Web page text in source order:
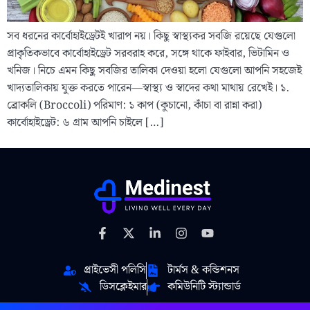
সব ধরনের কার্বোহাইড্রেটই খারাপ নয়। কিছু স্বাস্থ্যকর সবজি রয়েছে যেগুলো
প্রাকৃতিকভাবে কার্বোহাইড্রেট সরবরাহ করে, সঙ্গে থাকে ফাইবার, ভিটামিন ও
খনিজ। নিচে এমন কিছু সবজির তালিকা দেওয়া হলো যেগুলো আপনি সহজেই
খাদ্যতালিকায় যুক্ত করতে পারেন—স্বাস্থ্য ও স্বাদের কথা মাথায় রেখেই। ১.
ব্রোকলি (Broccoli) পরিমাণ: ১ কাপ (কুচানো, কাঁচা বা রান্না করা)
কার্বোহাইড্রেট: ৬ গ্রাম আপনি চাইলে […]
প্রাইভেসী পলিসি
টার্মস & কন্ডিশনস
ডিসক্লেইমার
কমিউনিটি স্ট্যান্ডার্ড